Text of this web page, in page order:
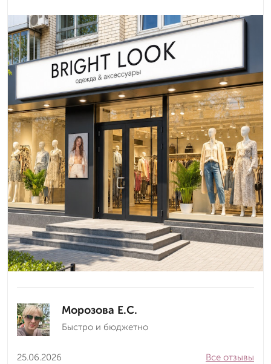
Морозова Е.С.
Быстро и бюджетно
25.06.2026
Все отзывы